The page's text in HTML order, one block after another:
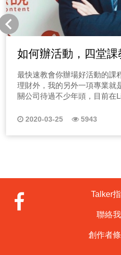
在就點選上方圖片收聽吧~ 台灣是個民主又自由的社
會，但為什麼我們仍然對政治
朋友們在疑惑這個問題吧？因
許去做某件事情，名正言順！
~ 台灣的政治為什麼一定要對立？讓我們從職場來看
起，當你被逼迫去完成一件事
的，但你有想過「如何創造價
收穫，賺不到錢是環境問題、
自己的努力完全無關，政治也
弄非自身問題的心態」來創造
是民生大小事！不少政黨都會
政治的本意就是要人民過得更
呢？現在就點選上方圖片收聽吧~ 台灣有影響力
大家有想過嗎？當一個人有足
的良善道德、不扭曲事實就顯
信有不少聽眾朋友們都不知
Molly就邀請到神秘來賓一起
如何辦活動，四堂
大小事
最快速教會你辦場好活動的課
理財外，我的另外一項專業就
關公司待過不少年頭，目前在
動等等。 說到辦活動相信不少人都有經驗，那辦活動這
關活動，還是小小的聚餐、生
難，請聽我娓娓道來！你也想
最近有個朋友突然跑來跟我求
活動突然叫我辦！完全沒想法
2020-03-25 5943
Talker
聯絡
創作者